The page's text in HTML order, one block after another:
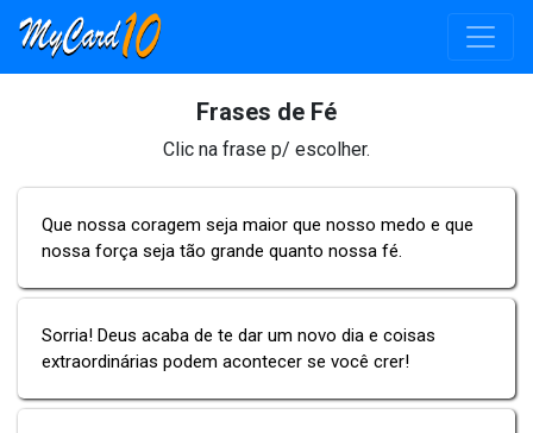
Frases de Fé
Clic na frase p/ escolher.
Que nossa coragem seja maior que nosso medo e que
nossa força seja tão grande quanto nossa fé.
Sorria! Deus acaba de te dar um novo dia e coisas
extraordinárias podem acontecer se você crer!